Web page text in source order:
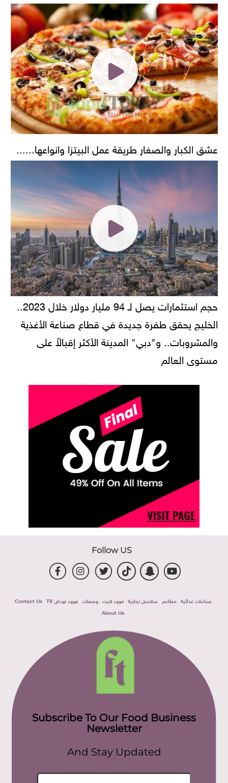
عشق الكبار والصغار طريقة عمل البيتزا وانواعها......
الخليج يحقق طفرة جديدة في قطاع صناعة الأغذية
والمشروبات.. و"دبي" المدينة الأكثر إقبالاً على
مستوى العالم
Follow US
صناعات غذائية مطاعم سلاسل تجارية فوود لايت وصفات فوود توداى TV
Contact Us
About Us
Subscribe To Our Food Business
Newsletter
And Stay Updated